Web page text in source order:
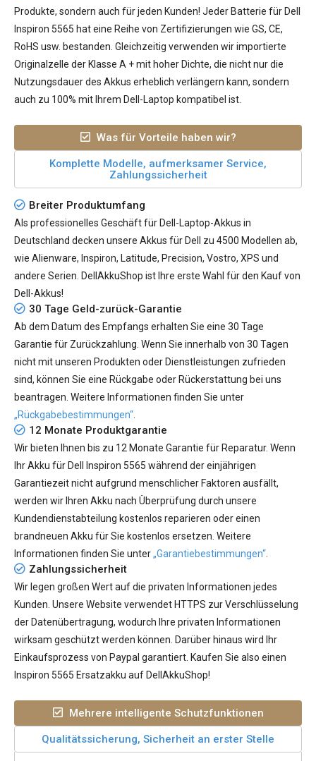
Produkte, sondern auch für jeden Kunden! Jeder Batterie für Dell
Inspiron 5565 hat eine Reihe von Zertifizierungen wie GS, CE,
RoHS usw. bestanden. Gleichzeitig verwenden wir importierte
Originalzelle der Klasse A + mit hoher Dichte, die nicht nur die
Nutzungsdauer des Akkus erheblich verlängern kann, sondern
auch zu 100% mit Ihrem Dell-Laptop kompatibel ist.
Was für Vorteile haben wir?
Komplette Modelle, aufmerksamer Service,
Zahlungssicherheit
Breiter Produktumfang
Als professionelles Geschäft für Dell-Laptop-Akkus in
Deutschland decken unsere Akkus für Dell zu 4500 Modellen ab,
wie Alienware, Inspiron, Latitude, Precision, Vostro, XPS und
andere Serien. DellAkkuShop ist Ihre erste Wahl für den Kauf von
Dell-Akkus!
30 Tage Geld-zurück-Garantie
Ab dem Datum des Empfangs erhalten Sie eine 30 Tage
Garantie für Zurückzahlung. Wenn Sie innerhalb von 30 Tagen
nicht mit unseren Produkten oder Dienstleistungen zufrieden
sind, können Sie eine Rückgabe oder Rückerstattung bei uns
beantragen. Weitere Informationen finden Sie unter
„Rückgabebestimmungen“
12 Monate Produktgarantie
Wir bieten Ihnen bis zu 12 Monate Garantie für Reparatur. Wenn
IhrAkku für Dell Inspiron 5565 während der einjährigen
Garantiezeit nicht aufgrund menschlicher Faktoren ausfällt,
werden wir Ihren Akku nach Überprüfung durch unsere
Kundendienstabteilung kostenlos reparieren oder einen
brandneuen Akku für Sie kostenlos ersetzen. Weitere
Informationen finden Sie unter„Garantiebestimmungen“
Zahlungssicherheit
Wir legen großen Wert auf die privaten Informationen jedes
Kunden. Unsere Website verwendet HTTPS zur Verschlüsselung
der Datenübertragung, wodurch Ihre privaten Informationen
wirksam geschützt werden können. Darüber hinaus wird Ihr
Einkaufsprozess von Paypal garantiert. Kaufen Sie also einen
Inspiron 5565 Ersatzakku auf DellAkkuShop!
Mehrere intelligente Schutzfunktionen
Qualitätssicherung, Sicherheit an erster Stelle